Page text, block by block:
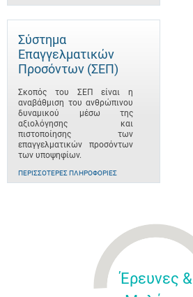
Σύστημα
Επαγγελματικών
Προσόντων (ΣΕΠ)
Σκοπός του ΣΕΠ είναι η
αναβάθμιση του ανθρώπινου
δυναμικού μέσω της
αξιολόγησης και
πιστοποίησης των
επαγγελματικών προσόντων
των υποψηφίων.
ΠΕΡΙΣΣΌΤΕΡΕΣ ΠΛΗΡΟΦΟΡΊΕΣ
Έρευνες &